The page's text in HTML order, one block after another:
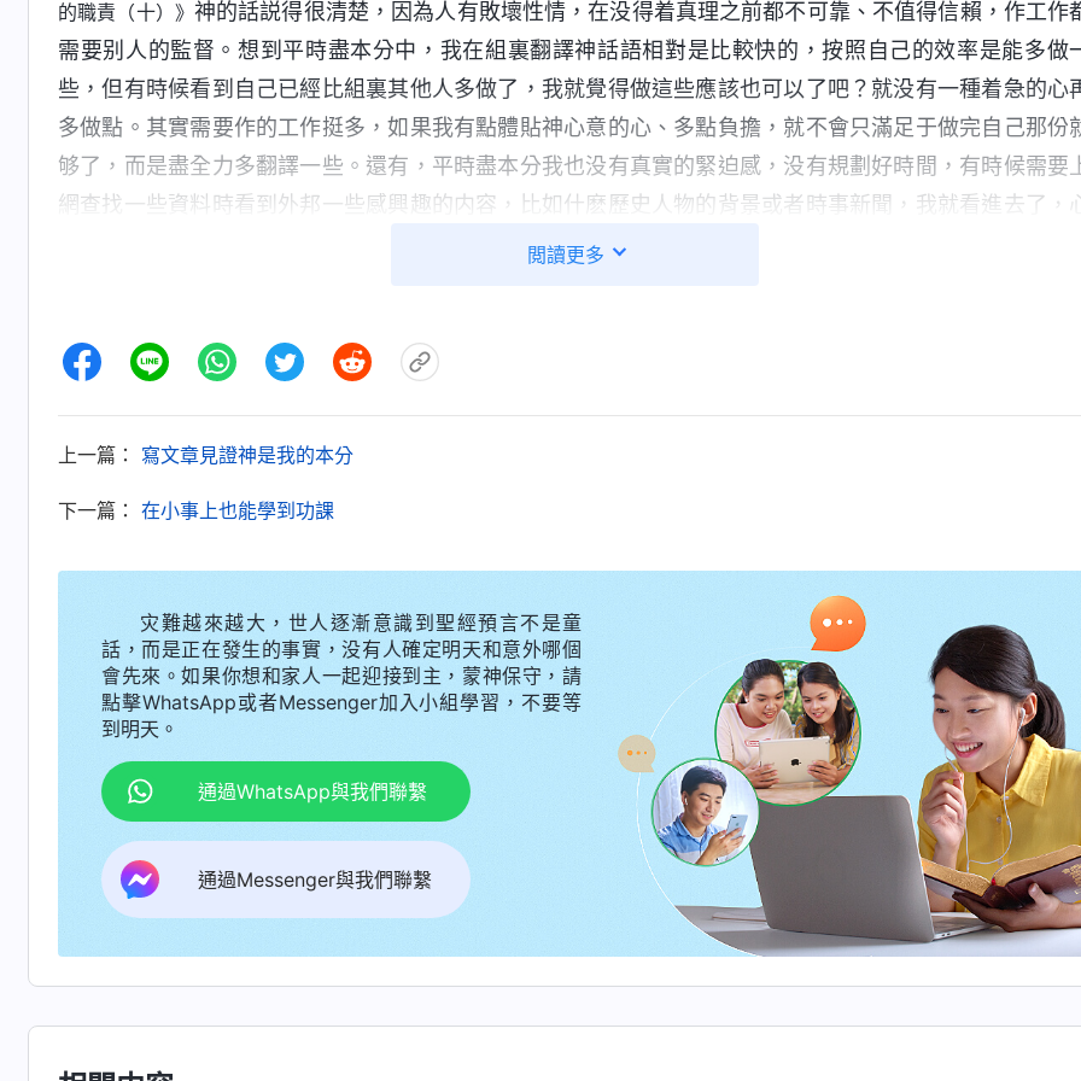
的職責（十）》 神的話説得很清楚，因為人有敗壞性情，在没得着真理之前都不可靠、不值得信賴，作工作
需要别人的監督。想到平時盡本分中，我在組裏翻譯神話語相對是比較快的，按照自己的效率是能多做
些，但有時候看到自己已經比組裏其他人多做了，我就覺得做這些應該也可以了吧？就没有一種着急的心
多做點。其實需要作的工作挺多，如果我有點體貼神心意的心、多點負擔，就不會只滿足于做完自己那份
够了，而是盡全力多翻譯一些。還有，平時盡本分我也没有真實的緊迫感，没有規劃好時間，有時候需要
網查找一些資料時看到外邦一些感興趣的内容，比如什麽歷史人物的背景或者時事新聞，我就看進去了，
裏也有點意識該抓緊時間翻譯，但有時還是會隨從肉體，還覺得一直思考問題挺累的，看點視頻换换腦子是
整理稿子時盡量往前趕，如果没有負責人的督促我可能就没有這個緊迫的意識，還是按部就班地做着。提高
態。反省中，看到我確實是能偷懶耍滑的人，惰性還挺大，根本就不是一個負責任的人，確實需要别人的監
2024年11月24日 星期天
早上靈修時，我看到一段神的話，對自己的情形還有如何對待負責人的監督有了清楚的認識。全能神
説：「因為人都有敗壞性情，只有監督才能促使帶領工人作工作負責任、對本分忠心，若没有監督，多數帶
領工人都能任意妄為、都能應付糊弄，這是客觀事實。如果你是帶領工人，你身邊的弟兄姊妹常常監督你
觀察你，想了解你到底是不是追求真理的人，這對你來説是好事。如果發現你的問題能及早解决，這對你追
求真理、對你的生命進入有利；如果發現你作惡，背後惡行表現較多，根本不是追求真理的人，那就把你揭
露出來撤職罷免，給神選民除去一個禍害，也使你免受更重的懲罰：這樣的監督對誰都有益處。所以，帶
工人應該正確對待神選民的監督。如果你是敬畏神遠離惡的人，你就感覺需要神選民的監督，更需要神選
的幫助；如果你是惡人，做賊心虚，你就會害怕監督、躲避監督，這是必然的事。所以肯定地説，凡是抵觸
厭煩神選民監督的人都是心裏有鬼，絶對不是誠實人，只有詭詐人最害怕人監督。那帶領工人應該采取什
態度來對待神選民的監督呢？到底是消極防備、抵觸怨恨，還是順從神的擺布安排虚心接受呢？（虚心
閲讀更多
上一篇： 寫文章見證神是我的本分
下一篇： 在小事上也能學到功課
灾難越來越大，世人逐漸意識到聖經預言不是童
話，而是正在發生的事實，没有人確定明天和意外哪個
會先來。如果你想和家人一起迎接到主，蒙神保守，請
點擊WhatsApp或者Messenger加入小組學習，不要等
到明天。
通過WhatsApp與我們聯繫
通過Messenger與我們聯繫